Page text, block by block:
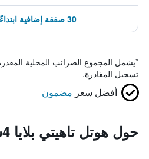
30 صفقة إضافية ابتداءً من 265 ﷼
*يشمل المجموع الضرائب المحلية
تسجيل المغادرة.
أفضل سعر مضمون
حول هوتل تاهيتي بلايا 4س